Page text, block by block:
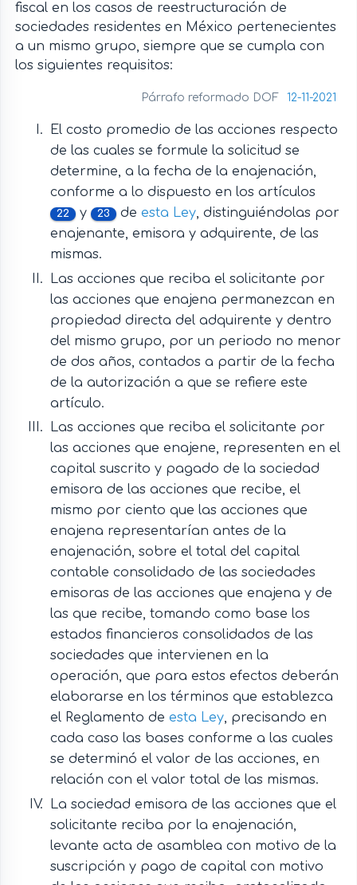
fiscal en los casos de reestructuración de
sociedades residentes en México pertenecientes
a un mismo grupo, siempre que se cumpla con
los siguientes requisitos:
Párrafo reformado DOF 12-11-2021
El costo promedio de las acciones respecto
de las cuales se formule la solicitud se
determine, a la fecha de la enajenación,
conforme a lo dispuesto en los artículos
22 y 23 de esta Ley, distinguiéndolas por
enajenante, emisora y adquirente, de las
mismas.
Las acciones que reciba el solicitante por
las acciones que enajena permanezcan en
propiedad directa del adquirente y dentro
del mismo grupo, por un periodo no menor
de dos años, contados a partir de la fecha
de la autorización a que se refiere este
artículo.
Las acciones que reciba el solicitante por
las acciones que enajene, representen en el
capital suscrito y pagado de la sociedad
emisora de las acciones que recibe, el
mismo por ciento que las acciones que
enajena representarían antes de la
enajenación, sobre el total del capital
contable consolidado de las sociedades
emisoras de las acciones que enajena y de
las que recibe, tomando como base los
estados financieros consolidados de las
sociedades que intervienen en la
operación, que para estos efectos deberán
elaborarse en los términos que establezca
el Reglamento de esta Ley, precisando en
cada caso las bases conforme a las cuales
se determinó el valor de las acciones, en
relación con el valor total de las mismas.
La sociedad emisora de las acciones que el
solicitante reciba por la enajenación,
levante acta de asamblea con motivo de la
suscripción y pago de capital con motivo